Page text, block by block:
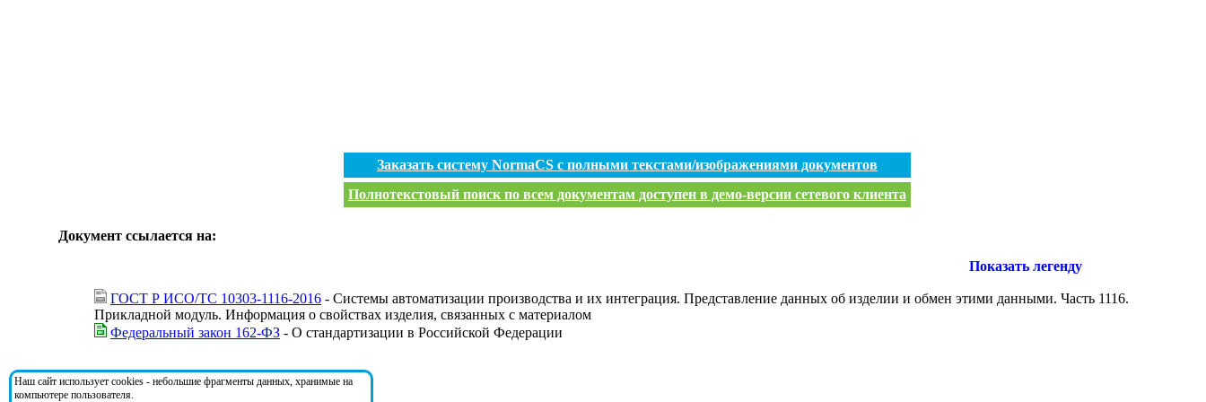
Заказать систему NormaCS с полными текстами/изображениями документов
Полнотекстовый поиск по всем документам доступен в демо-версии сетевого клиента
Документ ссылается на:
Показать легенду
ГОСТ Р ИСО/ТС 10303-1116-2016 - Системы автоматизации производства и их интеграция. Представление данных об изделии и обмен этими данными. Часть 1116.
Прикладной модуль. Информация о свойствах изделия, связанных с материалом
Федеральный закон 162-ФЗ - О стандартизации в Российской Федерации
На документ ссылаются:
Наш сайт использует cookies - небольшие фрагменты данных, хранимые на
компьютере пользователя.